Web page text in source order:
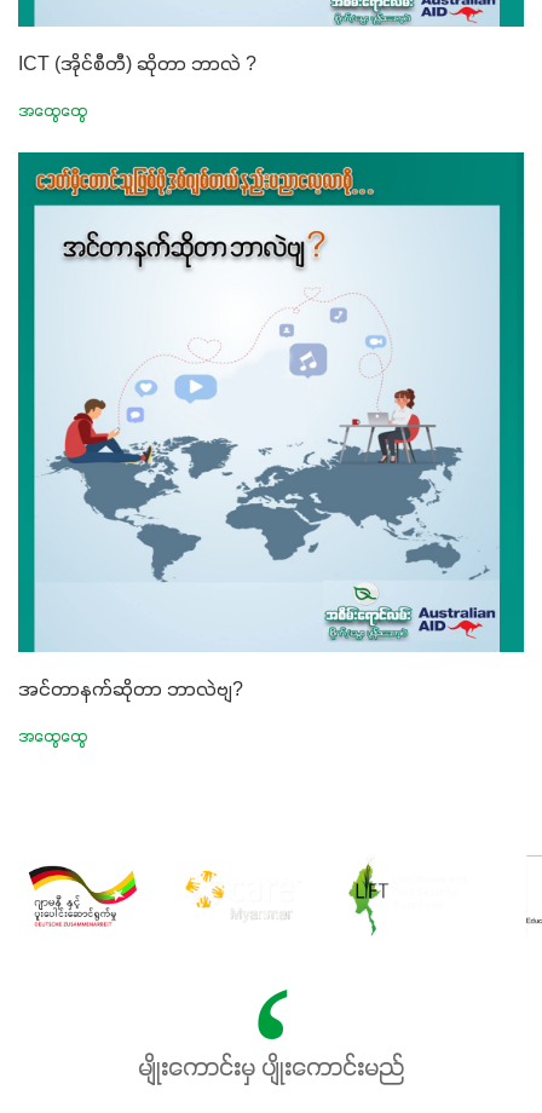
ICT (အိုင်စီတီ) ဆိုတာ ဘာလဲ ?
အထွေထွေ
အင်တာနက်ဆိုတာ ဘာလဲဗျ?
အထွေထွေ
မျိုးကောင်းမှ ပျိုးကောင်းမည်